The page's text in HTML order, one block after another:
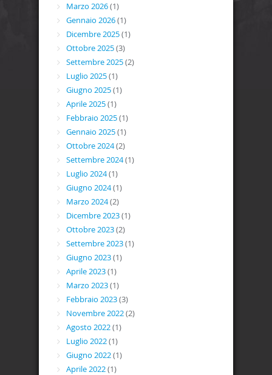
Marzo 2026(1)
Gennaio 2026(1)
Dicembre 2025(1)
Ottobre 2025(3)
Settembre 2025(2)
Luglio 2025(1)
Giugno 2025(1)
Aprile 2025(1)
Febbraio 2025(1)
Gennaio 2025(1)
Ottobre 2024(2)
Settembre 2024(1)
Luglio 2024(1)
Giugno 2024(1)
Marzo 2024(2)
Dicembre 2023(1)
Ottobre 2023(2)
Settembre 2023(1)
Giugno 2023(1)
Aprile 2023(1)
Marzo 2023(1)
Febbraio 2023(3)
Novembre 2022(2)
Agosto 2022(1)
Luglio 2022(1)
Giugno 2022(1)
Aprile 2022(1)